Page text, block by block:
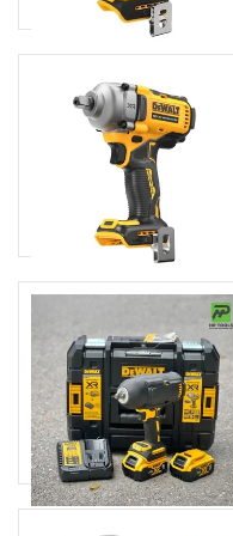
Max Dewalt DCF891
4.260.000đ
Thêm giỏ hàng
Máy siết bulong dùng pin
20V Dewalt DCF892
4.350.000đ
Thêm giỏ hàng
Thân máy siết bulong cầm